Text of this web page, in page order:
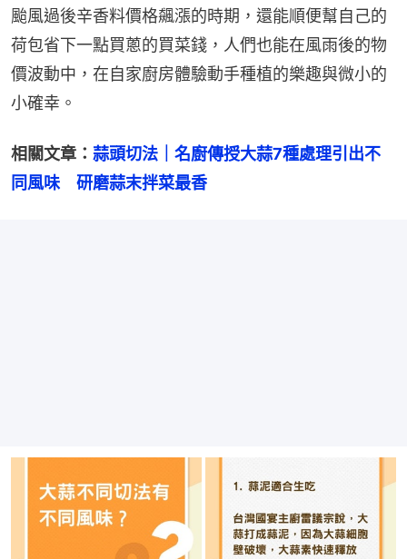
颱風過後辛香料價格飆漲的時期，還能順便幫自己的
荷包省下一點買蔥的買菜錢，人們也能在風雨後的物
價波動中，在自家廚房體驗動手種植的樂趣與微小的
小確幸。
相關文章： 蒜頭切法｜名廚傳授大蒜7種處理引出不
同風味　研磨蒜末拌菜最香